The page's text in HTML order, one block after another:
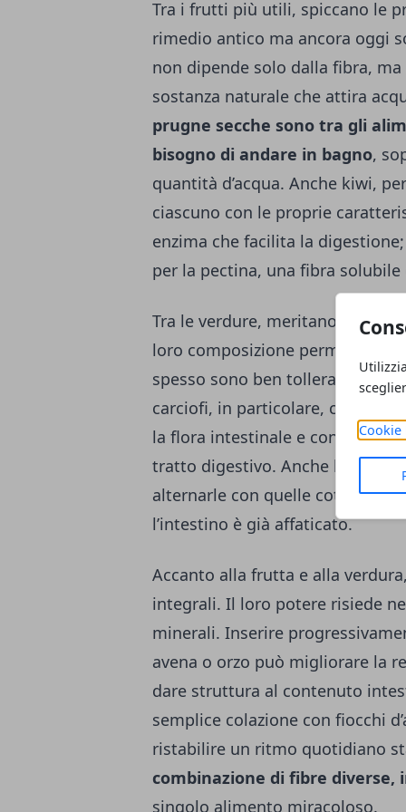
Cookie
Tra i frutti più utili, spiccano le
rimedio antico ma ancora oggi
non dipende solo dalla fibra,
sostanza naturale che attira
prugne secche sono tra gli
bisogno di andare in bagno,
quantità d’acqua. Anche kiwi,
ciascuno con le proprie
enzima che facilita la
per la pectina, una fibra
Tra le verdure, meritano
loro composizione permette di
spesso sono ben tollerate
carciofi, in particolare,
la flora intestinale e
tratto digestivo. Anche le
alternarle con quelle cotte per
l’intestino è già affaticato.
Accanto alla frutta e alla
integrali. Il loro potere risiede
minerali. Inserire
avena o orzo può migliorare la
dare struttura al contenuto
semplice colazione con fiocchi
ristabilire un ritmo quotidiano
combinazione di fibre
singolo alimento miracoloso.